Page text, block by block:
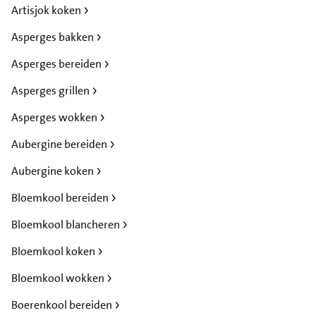
Artisjok koken
Asperges bakken
Asperges bereiden
Asperges grillen
Asperges wokken
Aubergine bereiden
Aubergine koken
Bloemkool bereiden
Bloemkool blancheren
Bloemkool koken
Bloemkool wokken
Boerenkool bereiden